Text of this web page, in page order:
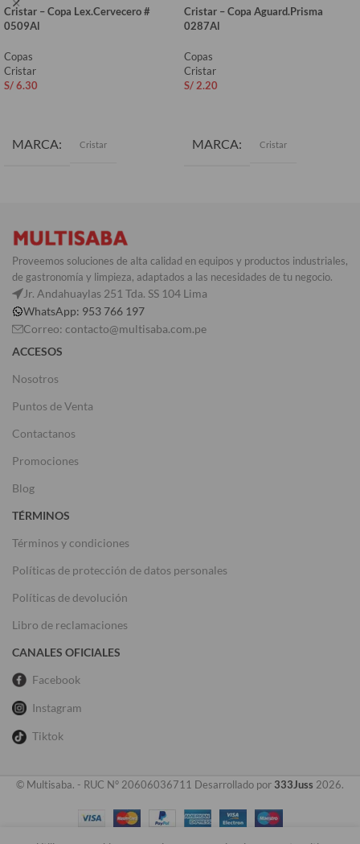
Cristar – Copa Lex.Cervecero #
0509Al
Copas
Cristar
S/6.30
MARCA Cristar
Cristar – Copa Aguard.Prisma
0287Al
Copas
Cristar
S/ 2.20
MARCA Cristar
Proveemos soluciones de alta calidad en equipos y productos industriales,
de gastronomía y limpieza, adaptados a las necesidades de tu negocio.
Jr. Andahuaylas 251 Tda. SS 104 Lima
WhatsApp: 953 766 197
Correo: contacto@multisaba.com.pe
ACCESOS
Nosotros
Puntos de Venta
Contactanos
Promociones
Blog
TÉRMINOS
Términos y condiciones
Políticas de protección de datos personales
Políticas de devolución
Libro de reclamaciones
CANALES OFICIALES
Facebook
Instagram
Tiktok
© Multisaba. - RUC N° 20606036711 Desarrollado por 333Juss 2026.